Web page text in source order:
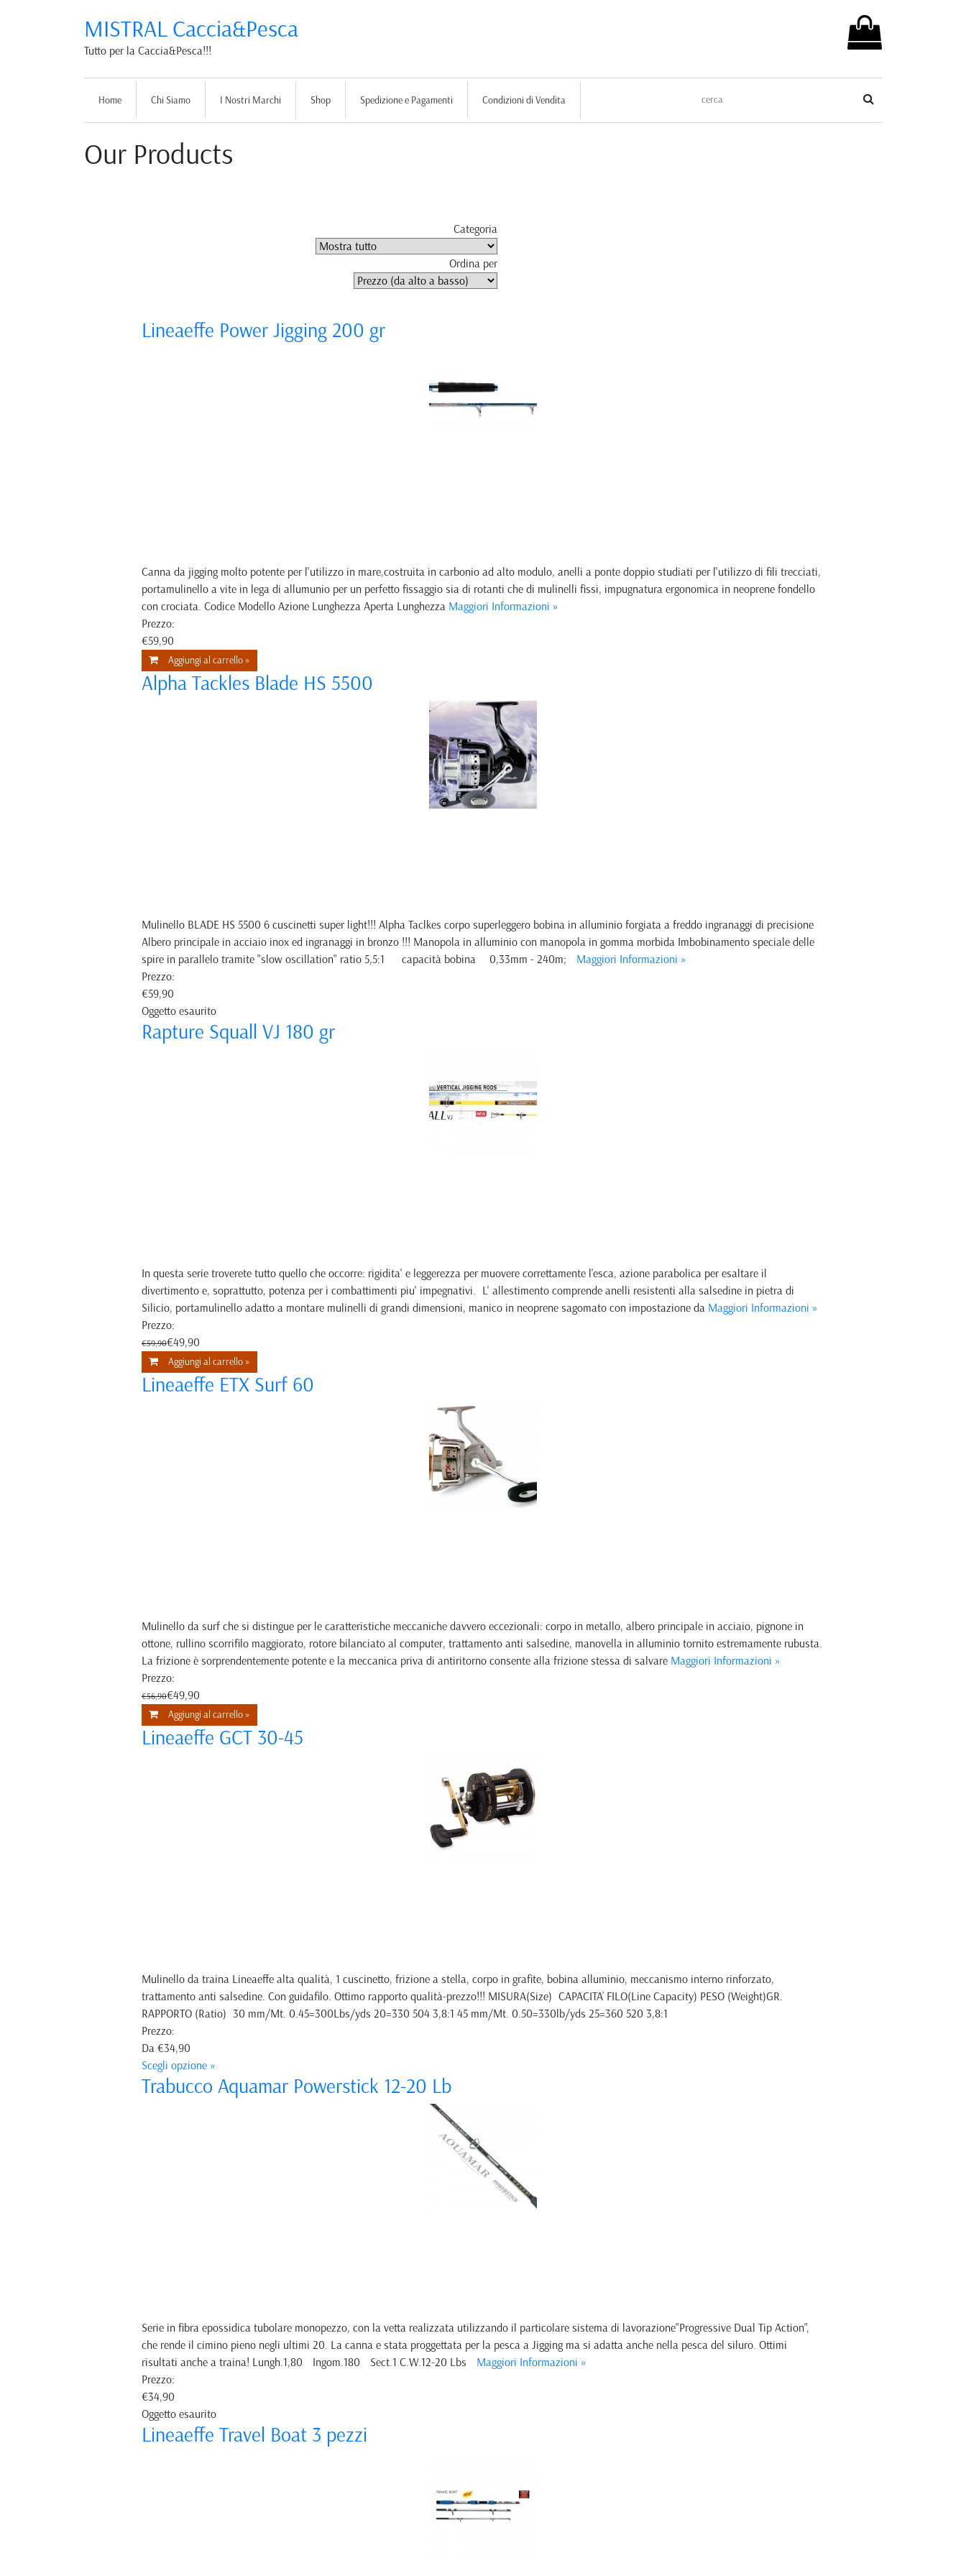
MISTRAL Caccia&Pesca
Tutto per la Caccia&Pesca!!!
Home Chi Siamo I Nostri Marchi Shop Spedizione e Pagamenti Condizioni di Vendita
Our Products
Categoria
Ordina per
Lineaeffe Power Jigging 200 gr
Canna da jigging molto potente per l'utilizzo in mare,costruita in carbonio ad alto modulo, anelli a ponte doppio studiati per l'utilizzo di fili trecciati,
portamulinello a vite in lega di allumunio per un perfetto fissaggio sia di rotanti che di mulinelli fissi, impugnatura ergonomica in neoprene fondello
con crociata. Codice Modello Azione Lunghezza Aperta Lunghezza Maggiori Informazioni »
Prezzo:
€59,90
Aggiungi al carrello »
Alpha Tackles Blade HS 5500
Mulinello BLADE HS 5500 6 cuscinetti super light!!! Alpha Taclkes corpo superleggero bobina in alluminio forgiata a freddo ingranaggi di precisione
Albero principale in acciaio inox ed ingranaggi in bronzo !!! Manopola in alluminio con manopola in gomma morbida Imbobinamento speciale delle
spire in parallelo tramite "slow oscillation" ratio 5,5:1 capacità bobina 0,33mm - 240m; Maggiori Informazioni »
Prezzo:
€59,90
Oggetto esaurito
Rapture Squall VJ 180 gr
In questa serie troverete tutto quello che occorre: rigidita' e leggerezza per muovere correttamente l'esca, azione parabolica per esaltare il
divertimento e, soprattutto, potenza per i combattimenti piu' impegnativi. L' allestimento comprende anelli resistenti alla salsedine in pietra di
Silicio, portamulinello adatto a montare mulinelli di grandi dimensioni, manico in neoprene sagomato con impostazione da Maggiori Informazioni »
Prezzo:
€59,90€49,90
Aggiungi al carrello »
Lineaeffe ETX Surf 60
Mulinello da surf che si distingue per le caratteristiche meccaniche davvero eccezionali: corpo in metallo, albero principale in acciaio, pignone in
ottone, rullino scorrifilo maggiorato, rotore bilanciato al computer, trattamento anti salsedine, manovella in alluminio tornito estremamente rubusta.
La frizione è sorprendentemente potente e la meccanica priva di antiritorno consente alla frizione stessa di salvare Maggiori Informazioni »
Prezzo:
€56,90€49,90
Aggiungi al carrello »
Lineaeffe GCT 30-45
Mulinello da traina Lineaeffe alta qualità, 1 cuscinetto, frizione a stella, corpo in grafite, bobina alluminio, meccanismo interno rinforzato,
trattamento anti salsedine. Con guidafilo. Ottimo rapporto qualità-prezzo!!! MISURA(Size) CAPACITA’ FILO(Line Capacity) PESO (Weight)GR.
RAPPORTO (Ratio) 30 mm/Mt. 0.45=300Lbs/yds 20=330 504 3,8:1 45 mm/Mt. 0.50=330lb/yds 25=360 520 3,8:1
Prezzo:
Da €34,90
Scegli opzione »
Trabucco Aquamar Powerstick 12-20 Lb
Serie in fibra epossidica tubolare monopezzo, con la vetta realizzata utilizzando il particolare sistema di lavorazione"Progressive Dual Tip Action",
che rende il cimino pieno negli ultimi 20. La canna e stata proggettata per la pesca a Jigging ma si adatta anche nella pesca del siluro. Ottimi
risultati anche a traina! Lungh.1,80 Ingom.180 Sect.1 C.W.12-20 Lbs Maggiori Informazioni »
Prezzo:
€34,90
Oggetto esaurito
Lineaeffe Travel Boat 3 pezzi